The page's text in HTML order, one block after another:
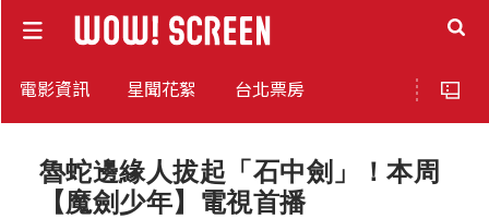
電影資訊 星聞花絮 台北票房
魯蛇邊緣人拔起「石中劍」！本周
【魔劍少年】電視首播